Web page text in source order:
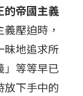
的帝國主義
壓迫時，
昧地追求所
」等等早已
放下手中的